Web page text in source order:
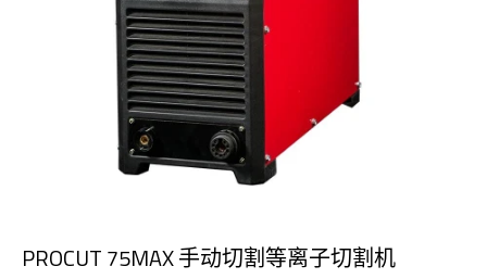
PROCUT 75MAX 手动切割等离子切割机